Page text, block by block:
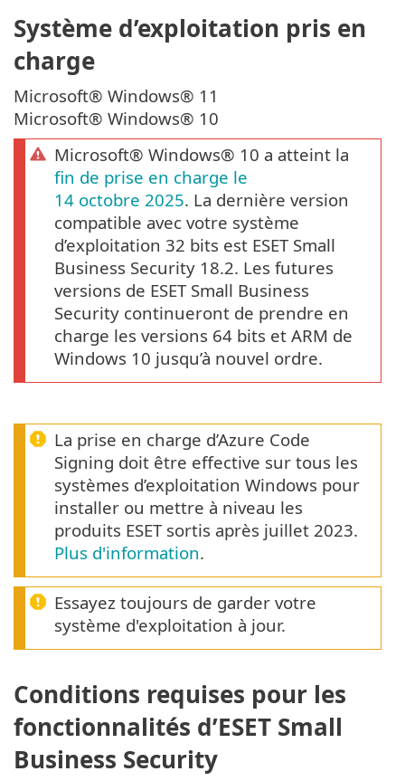
Système d’exploitation pris en
charge
Microsoft® Windows® 11
Microsoft® Windows® 10
Microsoft® Windows® 10 a atteint la
fin de prise en charge le
14 octobre 2025. La dernière version
compatible avec votre système
d’exploitation 32 bits est ESET Small
Business Security 18.2. Les futures
versions de ESET Small Business
Security continueront de prendre en
charge les versions 64 bits et ARM de
Windows 10 jusqu’à nouvel ordre.
La prise en charge d’Azure Code
Signing doit être effective sur tous les
systèmes d’exploitation Windows pour
installer ou mettre à niveau les
produits ESET sortis après juillet 2023.
Plus d'information.
Essayez toujours de garder votre
système d'exploitation à jour.
Conditions requises pour les
fonctionnalités d’ESET Small
Business Security